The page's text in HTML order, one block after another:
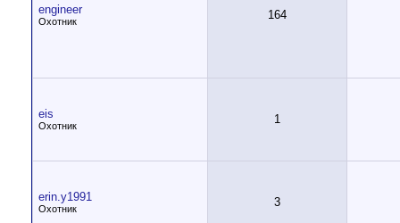
engineer
Охотник 164
eis
Охотник 1
erin.y1991
Охотник 3